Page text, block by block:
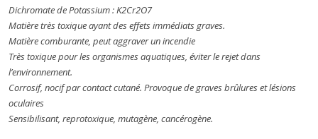
Dichromate de Potassium : K2Cr2O7
Matière très toxique ayant des effets immédiats graves.
Matière comburante, peut aggraver un incendie
Très toxique pour les organismes aquatiques, éviter le rejet dans
l’environnement.
Corrosif, nocif par contact cutané. Provoque de graves brûlures et lésions
oculaires
Sensibilisant, reprotoxique, mutagène, cancérogène.